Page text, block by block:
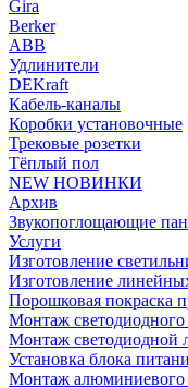
Gira
Berker
ABB
Удлинители
DEKraft
Кабель-каналы
Коробки установочные
Трековые розетки
Тёплый пол
NEW НОВИНКИ
Архив
Звукопоглощающие
Услуги
Изготовление
Изготовление
Порошковая покраска
Монтаж светодиодного
Монтаж светодиодной
Установка блока
Монтаж алюминиевого